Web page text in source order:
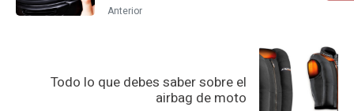
Anterior
Todo lo que debes saber sobre el
airbag de moto